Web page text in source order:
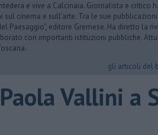
e vive a Calcinaia. Giornalista e critico
cinema e sull’arte. Tra le sue pubblicazioni
Paesaggio”, editore Gremese. Ha diretto la
con importanti istituzioni pubbliche.
gli articoli del
Vallini a